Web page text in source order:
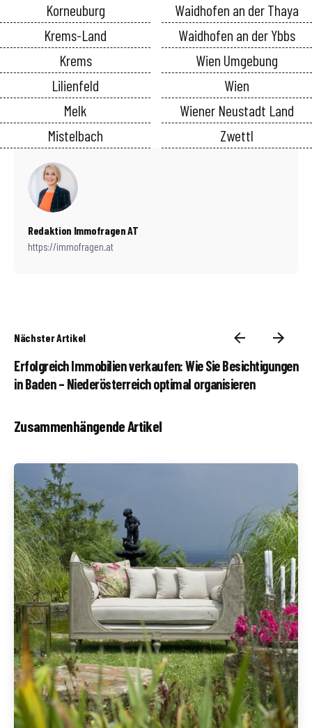
Korneuburg
Krems-Land
Krems
Lilienfeld
Melk
Mistelbach
Waidhofen an der Thaya
Waidhofen an der Ybbs
Wien Umgebung
Wien
Wiener Neustadt Land
Zwettl
Redaktion Immofragen AT
https://immofragen.at
Nächster Artikel
Erfolgreich Immobilien verkaufen: Wie Sie Besichtigungen
in Baden – Niederösterreich optimal organisieren
Zusammenhängende Artikel
Geschrieben von